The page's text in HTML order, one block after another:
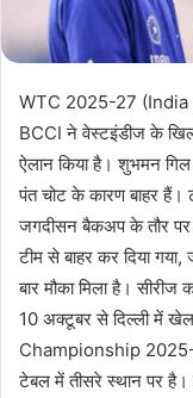
l
WTC 2025-27
BCCI ने वेस्टइंडीज के
ऐलान किया है। शुभमन
पंत चोट के कारण बाहर
जगदीसन बैकअप के तौर पर
टीम से बाहर कर दिया
बार मौका मिला है।
10 अक्टूबर से दिल्ली में
Championship 2025-
टेबल में तीसरे स्थान पर है।